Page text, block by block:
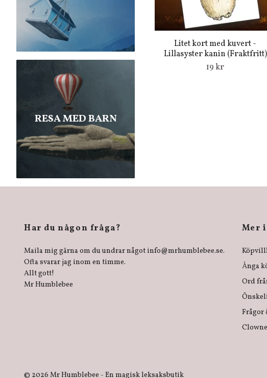
RESA MED BARN
Litet kort med kuvert -
Lillasyster kanin (Fraktfritt)
19 kr
Har du någon fråga?
Maila mig gärna om du undrar något info@mrhumblebee.se.
Ofta svarar jag inom en timme.
Allt gott!
Mr Humblebee
Mer
Ånga
Ord
Frågor
© 2026 Mr Humblebee - En magisk leksaksbutik